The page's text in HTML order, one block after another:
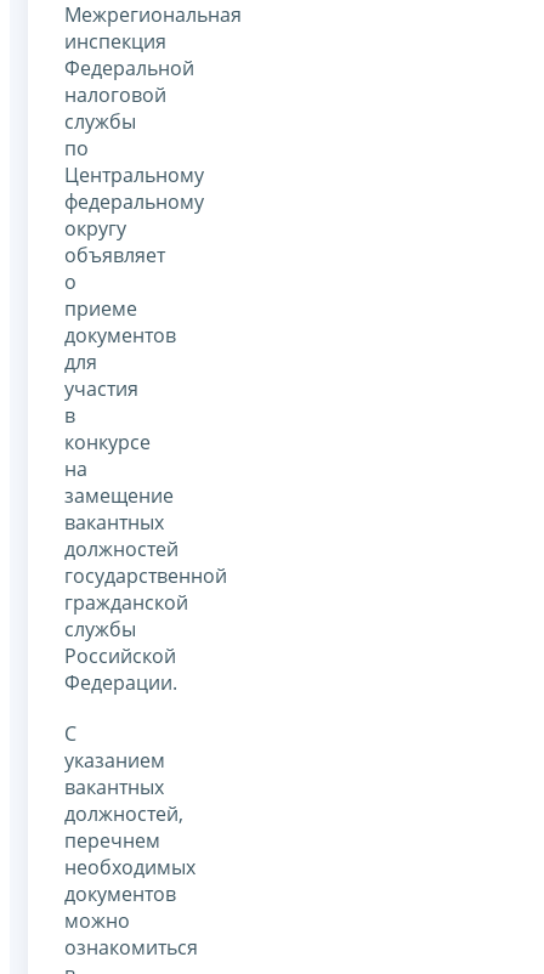
Межрегиональная
инспекция
Федеральной
налоговой
службы
по
Центральному
федеральному
округу
объявляет
о
приеме
документов
для
участия
в
конкурсе
на
замещение
вакантных
должностей
государственной
гражданской
службы
Российской
Федерации.
С
указанием
вакантных
должностей,
перечнем
необходимых
документов
можно
ознакомиться